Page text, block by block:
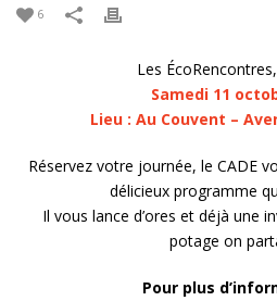
6
Les
Samedi 11
Lieu : Au Couvent –
Réservez votre journée, le CADE
délicieux programme
Il vous lance d’ores et déjà une
potage on
Pour plus